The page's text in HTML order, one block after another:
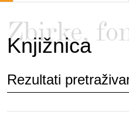
Zbirke,
Knjižnica
Rezultati